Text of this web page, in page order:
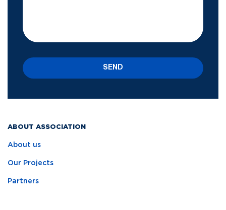
ABOUT ASSOCIATION
About us
Our Projects
Partners
SEND